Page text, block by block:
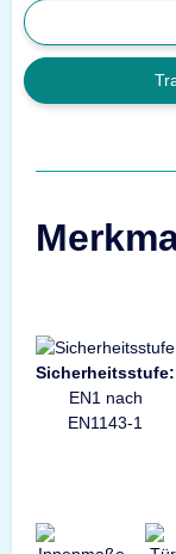
Sicherheitsstufe:
EN1 nach
EN1143-1